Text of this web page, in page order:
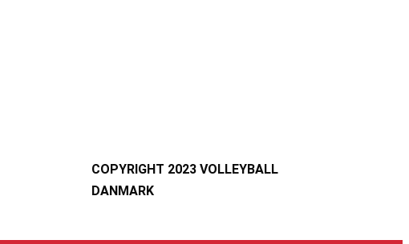
COPYRIGHT 2023 VOLLEYBALL
DANMARK